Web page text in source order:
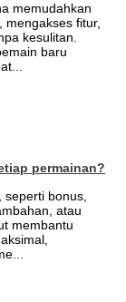
memudahkan
mengakses fitur,
kesulitan.
baru
permainan?
bonus,
atau
membantu